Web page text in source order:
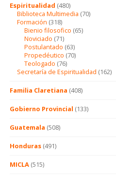
Espiritualidad (480)
Biblioteca Multimedia (70)
Formación (318)
Bienio filosofico (65)
Noviciado (71)
Postulantado (63)
Propedéutico (70)
Teologado (76)
Secretaría de Espiritualidad (162)
Familia Claretiana (408)
Gobierno Provincial (133)
Guatemala (508)
Honduras (491)
MICLA (515)